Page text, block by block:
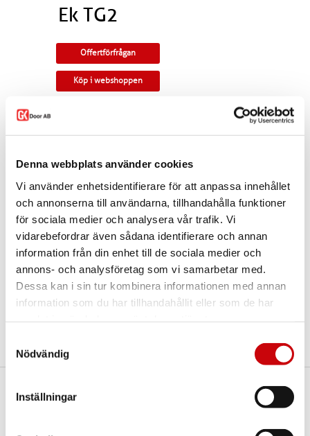
Denna webbplats använder cookies
Vi använder enhetsidentifierare för att anpassa innehållet
och annonserna till användarna, tillhandahålla funktioner
för sociala medier och analysera vår trafik. Vi
vidarebefordrar även sådana identifierare och annan
information från din enhet till de sociala medier och
annons- och analysföretag som vi samarbetar med.
Dessa kan i sin tur kombinera informationen med annan
information som du har tillhandahållit eller som de har
Nödvändig
Inställningar
Ek TG2
Offertförfrågan
Köp i webshoppen
Tillverkningsvara i samtliga storlekar. Levereras
skålar som standard. Modellen finns som
enkeldörr, pardörr i lika eller olika delning,
I offertförfrågan väljer dumått, ytbehandling,
glastyp, beslag
samt andra tillval.
Kontakta oss viamejlellertelefonom du har
några funderingar eller särskilda önskemål.
Dela
Här finns vi